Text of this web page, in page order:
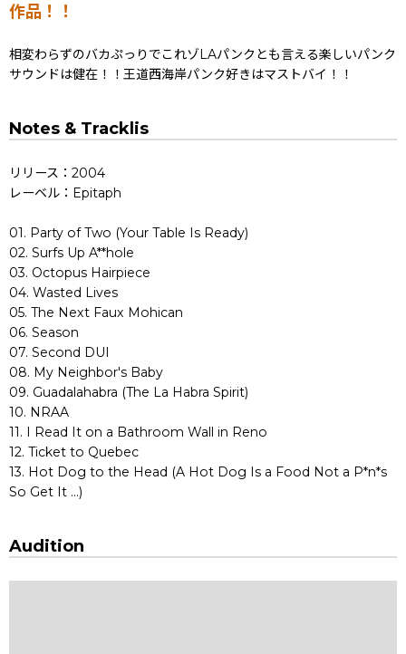
作品！！
相変わらずのバカぷっりでこれゾLAパンクとも言える楽しいパンク
サウンドは健在！！王道西海岸パンク好きはマストバイ！！
Notes & Tracklis
リリース：2004
レーベル：Epitaph
01. Party of Two (Your Table Is Ready)
02. Surfs Up A**hole
03. Octopus Hairpiece
04. Wasted Lives
05. The Next Faux Mohican
06. Season
07. Second DUI
08. My Neighbor's Baby
09. Guadalahabra (The La Habra Spirit)
10. NRAA
11. I Read It on a Bathroom Wall in Reno
12. Ticket to Quebec
13. Hot Dog to the Head (A Hot Dog Is a Food Not a P*n*s
So Get It ...)
Audition